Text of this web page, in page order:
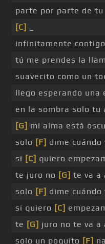
parte por parte de
[C]
infinitamente
tú me prendes la
suavecito como un
llego esperando una
en la sombra solo tu
[G] mi alma está
solo [F] dime cuándo
si [C] quiero
te juro no [G] te va a
solo [F] dime cuándo
si quiero [C]
te [G] juro no te va a
solo un poquito [F]